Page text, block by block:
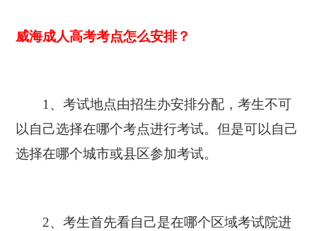
威海成人高考考点怎么安排？
1、考试地点由招生办安排分配，考生不可
以自己选择在哪个考点进行考试。但是可以自己
选择在哪个城市或县区参加考试。
2、考生首先看自己是在哪个区域考试院进